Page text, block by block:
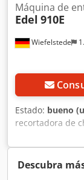
Wiefelstede
Máquina de
Edel 910E
Estado: bueno
recortadora de
recortar
ángulos. -
de la cuchilla:
Descubra